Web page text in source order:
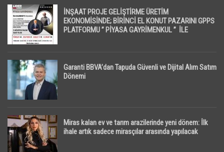
İNŞAAT PROJE GELİŞTİRME ÜRETİM
EKONOMİSİNDE; BİRİNCİ EL KONUT PAZARINI GPPS
PLATFORMU ” PİYASA GAYRİMENKUL ” İLE
Garanti BBVA’dan Tapuda Güvenli ve Dijital Alım Satım
Dönemi
Miras kalan ev ve tarım arazilerinde yeni dönem: İlk
ihale artık sadece mirasçılar arasında yapılacak